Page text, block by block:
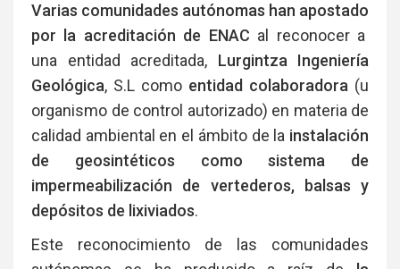
Varias comunidades autónomas han apostado
por la acreditación de ENAC al reconocer a
una entidad acreditada, Lurgintza Ingeniería
Geológica, S.L como entidad colaboradora (u
organismo de control autorizado) en materia de
calidad ambiental en el ámbito de la instalación
de geosintéticos como sistema de
impermeabilización de vertederos, balsas y
depósitos de lixiviados.
Este reconocimiento de las comunidades